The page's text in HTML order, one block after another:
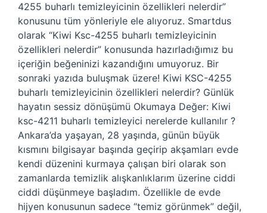
4255 buharlı temizleyicinin özellikleri nelerdir”
konusunu tüm yönleriyle ele alıyoruz. Smartdus
olarak “Kiwi Ksc-4255 buharlı temizleyicinin
özellikleri nelerdir” konusunda hazırladığımız bu
içeriğin beğeninizi kazandığını umuyoruz. Bir
sonraki yazıda buluşmak üzere! Kiwi KSC-4255
buharlı temizleyicinin özellikleri nelerdir? Günlük
hayatın sessiz dönüşümü Okumaya Değer: Kiwi
ksc-4211 buharlı temizleyici nerelerde kullanılır ?
Ankara’da yaşayan, 28 yaşında, günün büyük
kısmını bilgisayar başında geçirip akşamları evde
kendi düzenini kurmaya çalışan biri olarak son
zamanlarda temizlik alışkanlıklarım üzerine ciddi
ciddi düşünmeye başladım. Özellikle de evde
hijyen konusunun sadece “temiz görünmek” değil,